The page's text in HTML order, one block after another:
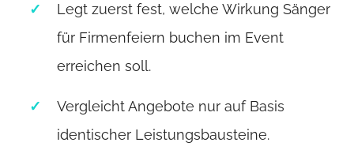
Legt zuerst fest, welche Wirkung Sänger
für Firmenfeiern buchen im Event
erreichen soll.
Vergleicht Angebote nur auf Basis
identischer Leistungsbausteine.